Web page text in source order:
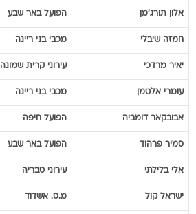
אלון תורג'מן הפועל באר שבע
חמזה שיבלי מכבי בני ריינה
יאיר מרדכי עירוני קרית שמונה
עומרי אלטמן מכבי בני ריינה
אבובקאר דומביה הפועל חיפה
סמיר פרהוד הפועל באר שבע
אלי בלילתי עירוני טבריה
ישראל קול מ.ס. אשדוד